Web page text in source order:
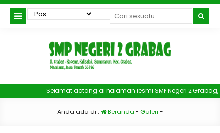
Selamat datang di halaman resmi SMP Negeri 2 Grabag,
Anda ada di : Beranda - Galeri -